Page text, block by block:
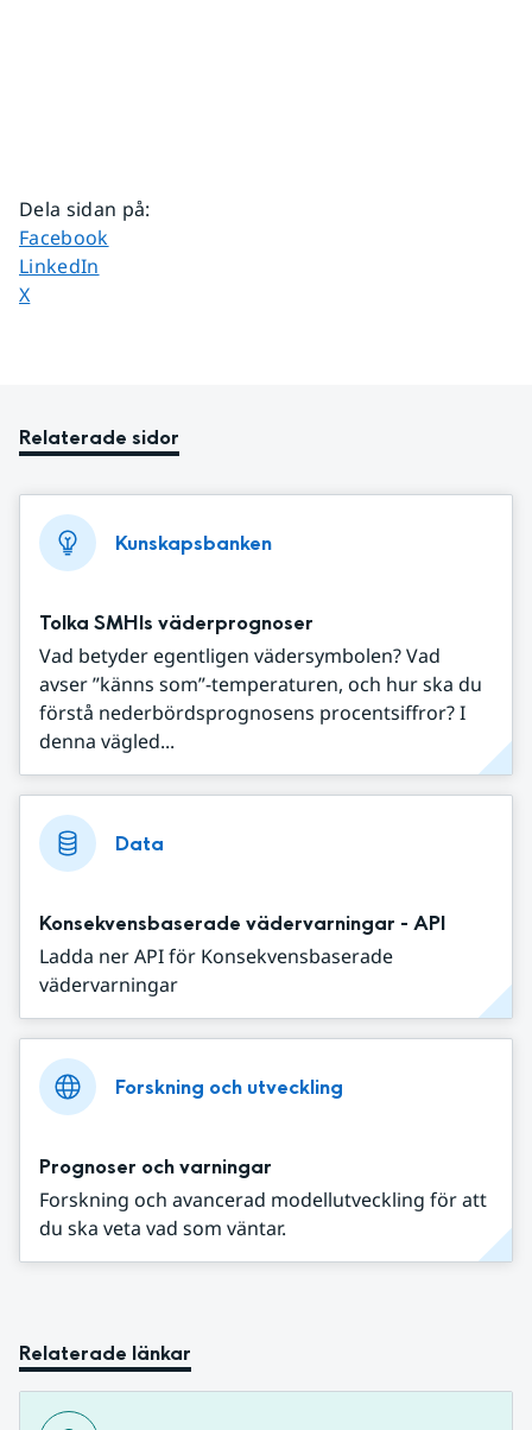
Dela sidan på:
Dela sidan på
Facebook
Dela sidan på
LinkedIn
Dela sidan på
X
Relaterade sidor
Kunskapsbanken
Tolka SMHIs väderprognoser
Vad betyder egentligen vädersymbolen? Vad
avser ”känns som”-temperaturen, och hur ska du
förstå nederbördsprognosens procentsiffror? I
denna vägled...
Data
Konsekvensbaserade vädervarningar - API
Ladda ner API för Konsekvensbaserade
vädervarningar
Forskning och utveckling
Prognoser och varningar
Forskning och avancerad modellutveckling för att
du ska veta vad som väntar.
Relaterade länkar